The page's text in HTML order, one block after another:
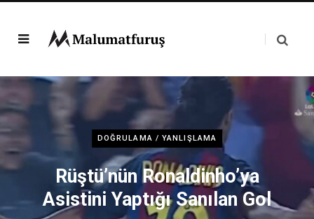
DOĞRULAMA / YANLIŞLAMA
Rüştü’nün Ronaldinho’ya
Asistini Yaptığı Sanılan Gol